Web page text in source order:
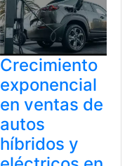
Crecimiento
exponencial
en ventas de
autos
híbridos y